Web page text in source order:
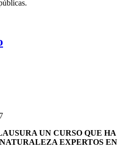
UN CURSO QUE HA
EXPERTOS EN